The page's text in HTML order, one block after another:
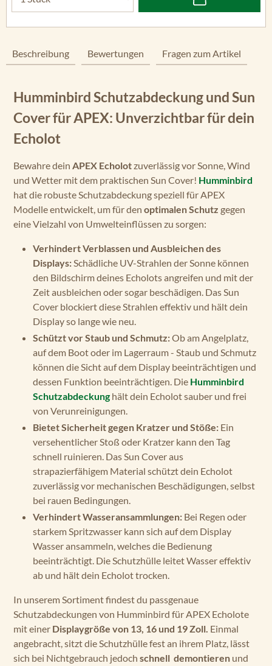
Beschreibung Bewertungen Fragen zum Artikel
Humminbird Schutzabdeckung und Sun
Cover für APEX: Unverzichtbar für dein
Echolot
Bewahre dein APEX Echolotzuverlässig vor Sonne, Wind
und Wetter mit dem praktischen Sun Cover! Humminbird
hat die robuste Schutzabdeckung speziell für APEX
Modelle entwickelt, um für den optimalen Schutz gegen
eine Vielzahl von Umwelteinflüssen zu sorgen:
Verhindert Verblassen und Ausbleichen des
Displays:Schädliche UV-Strahlen der Sonne können
den Bildschirm deines Echolots angreifen und mit der
Zeit ausbleichen oder sogar beschädigen. Das Sun
Cover blockiert diese Strahlen effektiv und hält dein
Display so lange wie neu.
Schützt vor Staub und Schmutz:Ob am Angelplatz,
auf dem Boot oder im Lagerraum - Staub und Schmutz
können die Sicht auf dem Display beeinträchtigen und
dessen Funktion beeinträchtigen. Die Humminbird
Schutzabdeckunghält dein Echolot sauber und frei
von Verunreinigungen.
Bietet Sicherheit gegen Kratzer und Stöße: Ein
versehentlicher Stoß oder Kratzer kann den Tag
schnell ruinieren. Das Sun Cover aus
strapazierfähigem Material schützt dein Echolot
zuverlässig vor mechanischen Beschädigungen, selbst
bei rauen Bedingungen.
Verhindert Wasseransammlungen: Bei Regen oder
starkem Spritzwasser kann sich auf dem Display
Wasser ansammeln, welches die Bedienung
beeinträchtigt. Die Schutzhülle leitet Wasser effektiv
ab und hält dein Echolot trocken.
In unserem Sortiment findest du passgenaue
Schutzabdeckungen von Humminbird für APEX Echolote
mit einer Displaygröße von 13, 16 und 19 Zoll. Einmal
angebracht, sitzt die Schutzhülle fest an ihrem Platz, lässt
sich bei Nichtgebrauch jedoch schnell demontieren und